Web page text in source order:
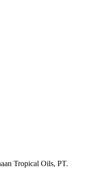
Tropical Oils, PT.